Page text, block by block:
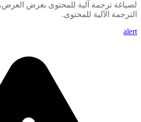
لصياغة ترجمة آلية للمحتوى بغرض العرض،
الترجمة الآلية للمحتوى.
alert